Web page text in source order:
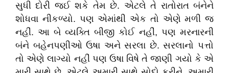
સુધી દોરી જઈ શકે તેમ છે. એટલે તે રાતોરાત બંનેને
શોધવા નીકળ્યો. પણ એમાંથી એક તો એણે મળી જ
નહીં. આ બે વ્યક્તિ બીજી કોઈ નહીં, પણ મરનારની
બંને બહેનપણીઓ ઉષા અને સરલા છે. સરલાનો પત્તો
તો એણે લાગ્યો નહીં પણ ઉષા વિષે તે જાણી ગયો કે એ